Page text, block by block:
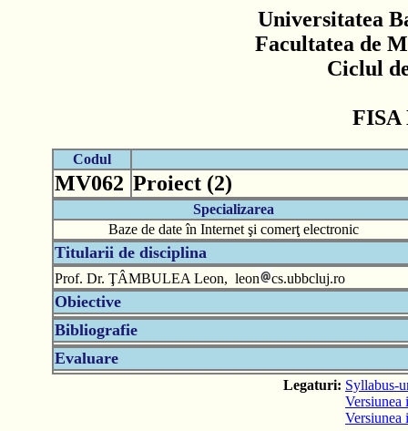
Universitatea
Facultatea de
Ciclul
FISA
Codul
MV062 Proiect (2)
Specializarea
Baze de date în Internet şi comerţ electronic
Titularii de disciplina
Prof. Dr. ŢÂMBULEA Leon, leon cs.ubbcluj.ro
Obiective
Bibliografie
Evaluare
Legaturi: Syllabus-
Versiunea